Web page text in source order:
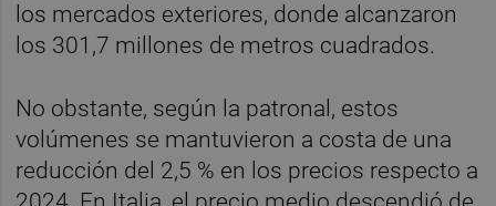
los mercados exteriores, donde alcanzaron
los 301,7 millones de metros cuadrados.
No obstante, según la patronal, estos
volúmenes se mantuvieron a costa de una
reducción del 2,5 % en los precios respecto a